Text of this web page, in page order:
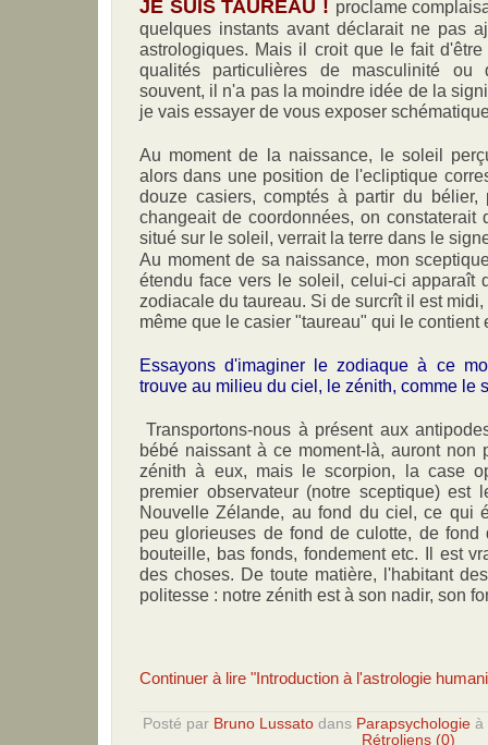
JE SUIS TAUREAU ! proclame
quelques instants avant déclarait ne pas
astrologiques. Mais il croit que le fait
qualités particulières de masculinité ou
souvent, il n'a pas la moindre idée de la
je vais essayer de vous exposer
Au moment de la naissance, le soleil
alors dans une position de l'ecliptique
douze casiers, comptés à partir du
changeait de coordonnées, on constaterait
situé sur le soleil, verrait la terre dans le
Au moment de sa naissance, mon
étendu face vers le soleil, celui-ci apparaît
zodiacale du taureau. Si de surcrît il est
même que le casier "taureau" qui le contient
Essayons d'imaginer le zodiaque à ce
trouve au milieu du ciel, le zénith, comme le
Transportons-nous à présent aux
bébé naissant à ce moment-là, auront non
zénith à eux, mais le scorpion, la case
premier observateur (notre sceptique) est
Nouvelle Zélande, au fond du ciel, ce qui
peu glorieuses de fond de culotte, de
bouteille, bas fonds, fondement etc. Il est
des choses. De toute matière, l'habitant
politesse : notre zénith est à son nadir, son
Continuer à lire "Introduction à l'astrologie
Posté par Bruno Lussato dans Parapsychologie à
Rétroliens (0)